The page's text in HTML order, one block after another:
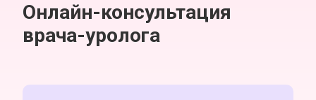
Онлайн-консультация
врача-уролога